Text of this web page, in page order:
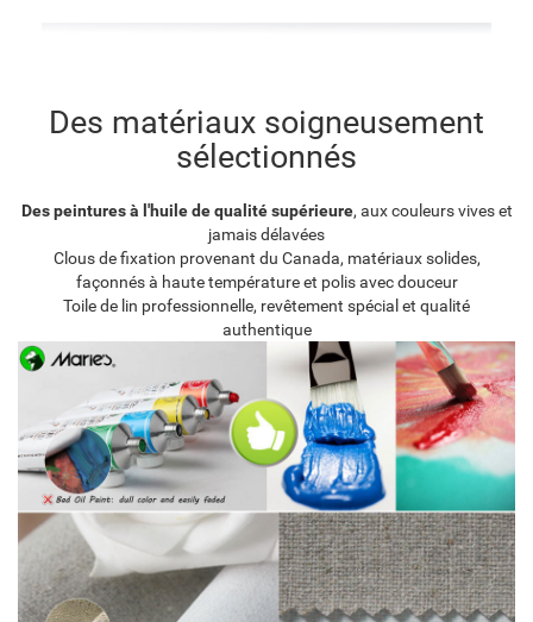
Des matériaux soigneusement
sélectionnés
Des peintures à l'huile de qualité supérieure, aux couleurs vives et
jamais délavées
Clous de fixation provenant du Canada, matériaux solides,
façonnés à haute température et polis avec douceur
Toile de lin professionnelle, revêtement spécial et qualité
authentique